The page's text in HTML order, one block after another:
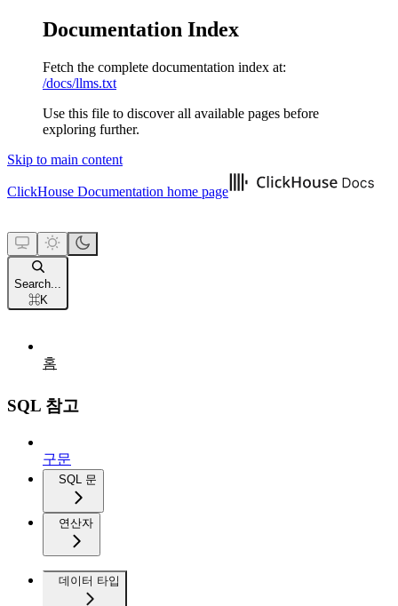
Documentation Index
Fetch the complete documentation index at:
/docs/llms.txt
Use this file to discover all available pages before
exploring further.
Skip to main content
ClickHouse Documentation home page
Search...
⌘K
홈
SQL 참고
구문
SQL 문
연산자
데이터 타입